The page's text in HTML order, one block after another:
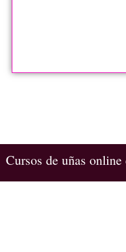
Cursos de uñas